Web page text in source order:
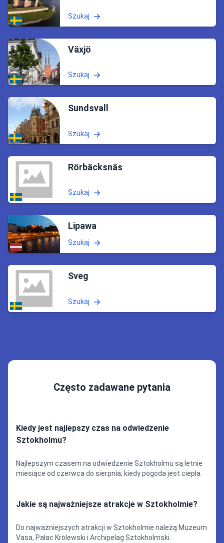
Szukaj
Växjö
Szukaj
Sundsvall
Szukaj
Rörbäcksnäs
Szukaj
Lipawa
Szukaj
Sveg
Szukaj
Często zadawane pytania
Kiedy jest najlepszy czas na odwiedzenie
Sztokholmu?
Najlepszym czasem na odwiedzenie Sztokholmu są letnie
miesiące od czerwca do sierpnia, kiedy pogoda jest ciepła.
Jakie są najważniejsze atrakcje w Sztokholmie?
Do najważniejszych atrakcji w Sztokholmie należą Muzeum
Vasa, Pałac Królewski i Archipelag Sztokholmski.